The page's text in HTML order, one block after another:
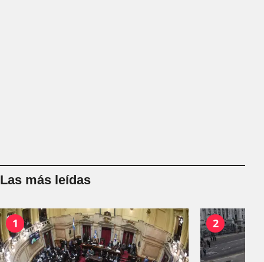
Las más leídas
1 2